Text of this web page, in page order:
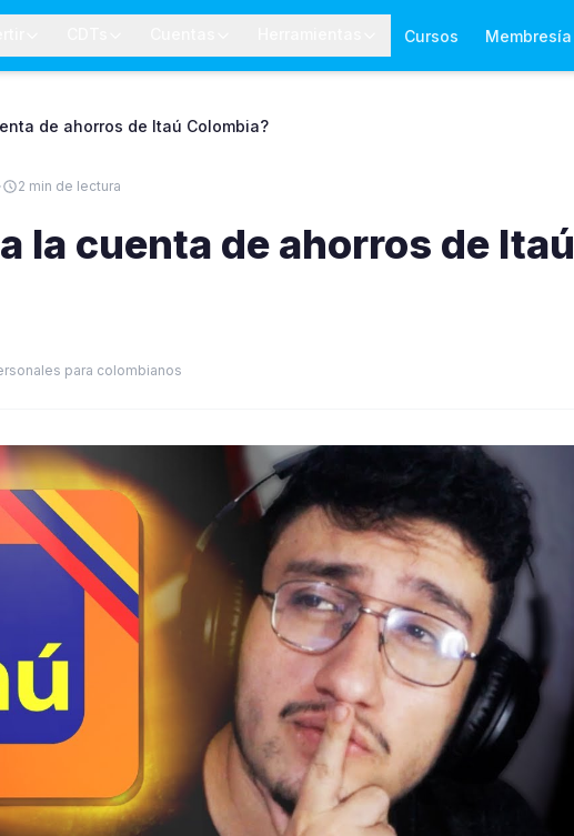
Cursos Membresía
de ahorros de Itaú Colombia?
· 2 min de lectura
la cuenta de ahorros de Itaú
para colombianos